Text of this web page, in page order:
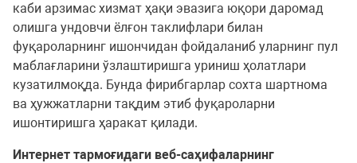
каби арзимас хизмат ҳақи эвазига юқори даромад
олишга ундовчи ёлғон таклифлари билан
фуқароларнинг ишончидан фойдаланиб уларнинг пул
маблағларини ўзлаштиришга уриниш ҳолатлари
кузатилмоқда. Бунда фирибгарлар сохта шартнома
ва ҳужжатларни тақдим этиб фуқароларни
ишонтиришга ҳаракат қилади.
Интернет тармоғидаги веб-саҳифаларнинг